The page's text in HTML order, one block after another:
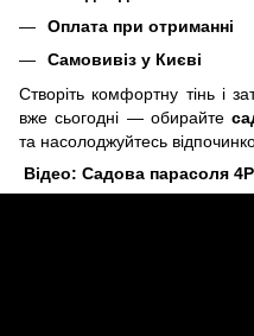
Оплата при отриманні
Самовивіз у Києві
Створіть комфортну тінь і
вже сьогодні — обирайте
та насолоджуйтесь
Відео: Садова парасоля